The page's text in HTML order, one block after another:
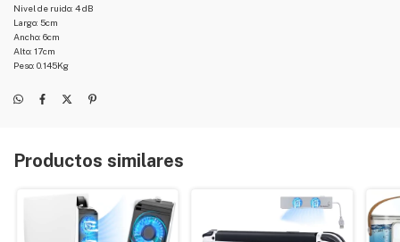
Nivel de ruido: 4 dB
Largo: 5cm
Ancho: 6cm
Alto: 17cm
Peso: 0.145Kg
Productos similares